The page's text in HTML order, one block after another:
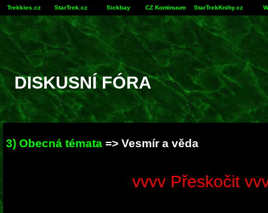
Trekkies.cz StarTrek.cz Sickbay CZ Kontinuum StarTrekKnihy.cz
DISKUSNÍ FÓRA
3) Obecná témata => Vesmír a věda
vvvv Přeskočit